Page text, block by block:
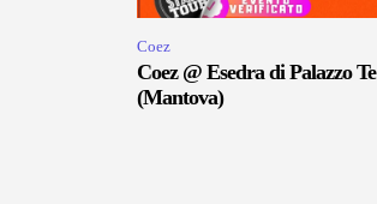
Coez
Coez @ Esedra di Palazzo Te
(Mantova)